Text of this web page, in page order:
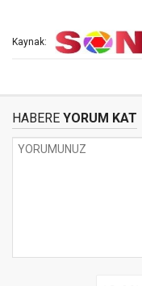
Kaynak:
HABERE YORUM KAT